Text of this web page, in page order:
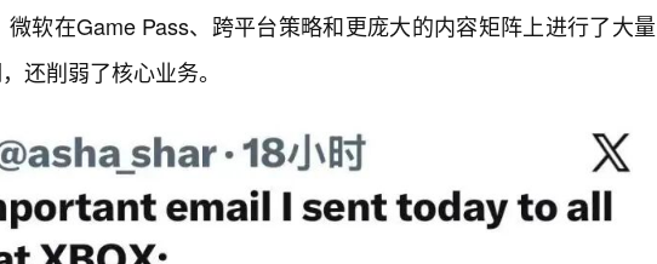
软在Game Pass、跨平台策略和更庞大的内容矩阵上进行了大量
还削弱了核心业务。